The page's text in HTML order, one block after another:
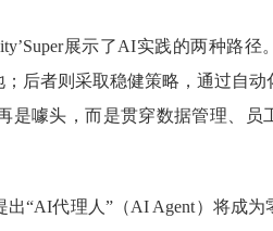
展示了AI实践的两种路径
后者则采取稳健策略，通过自
是噱头，而是贯穿数据管理、员
“AI代理人”（AI Agent）将成